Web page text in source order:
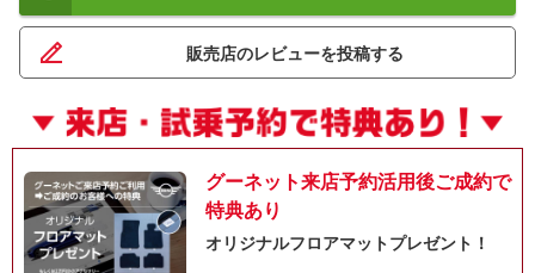
販売店のレビューを投稿する
グーネット来店予約活用後ご成約で
特典あり
オリジナルフロアマットプレゼント！